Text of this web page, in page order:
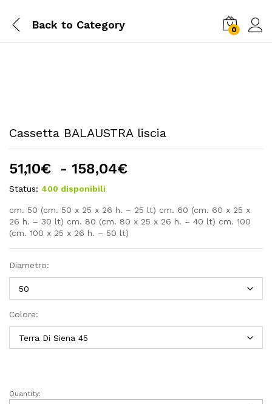
Back to Category 0
Cassetta BALAUSTRA liscia
51,10€ - 158,04€
da
51,10€
Status: 400 disponibili
cm. 50 (cm. 50 x 25 x 26 h. – 25 lt) cm. 60 (cm. 60 x 25 x
26 h. – 30 lt) cm. 80 (cm. 80 x 25 x 26 h. – 40 lt) cm. 100
(cm. 100 x 25 x 26 h. – 50 lt)
Diametro:
Colore:
Cassetta
Quantity: